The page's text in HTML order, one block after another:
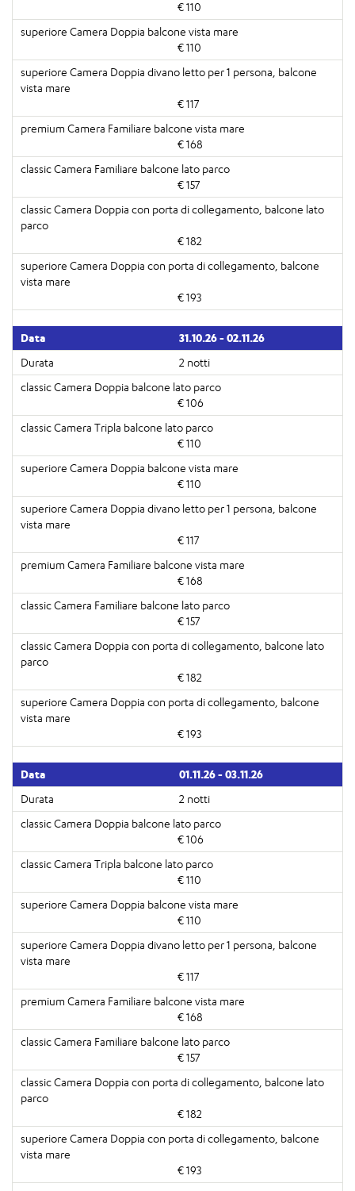
€ 110
€ 110
€ 117
€ 168
€ 157
€ 182
€ 193
31.10.26 - 02.11.26
2 notti
€ 106
€ 110
€ 110
€ 117
€ 168
€ 157
€ 182
€ 193
01.11.26 - 03.11.26
2 notti
€ 106
€ 110
€ 110
€ 117
€ 168
€ 157
€ 182
€ 193